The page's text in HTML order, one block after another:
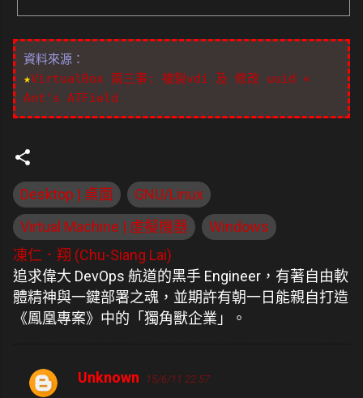
資料來源：
★VirtualBox 兩三事: 複製vdi 及 修改 uuid «
Ant's ATField
Desktop | 桌面
GNU/Linux
Virtual Machine | 虛擬機器
Windows
凍仁．翔 (Chu-Siang Lai)
追求偉大 DevOps 航道的黑手 Engineer，有著自由軟
體精神與一鍵部署之魂，並期許有朝一日能親自打造
《鳳凰專案》中的「獨角獸企業」。
留
Unknown 15/6/11 22:57